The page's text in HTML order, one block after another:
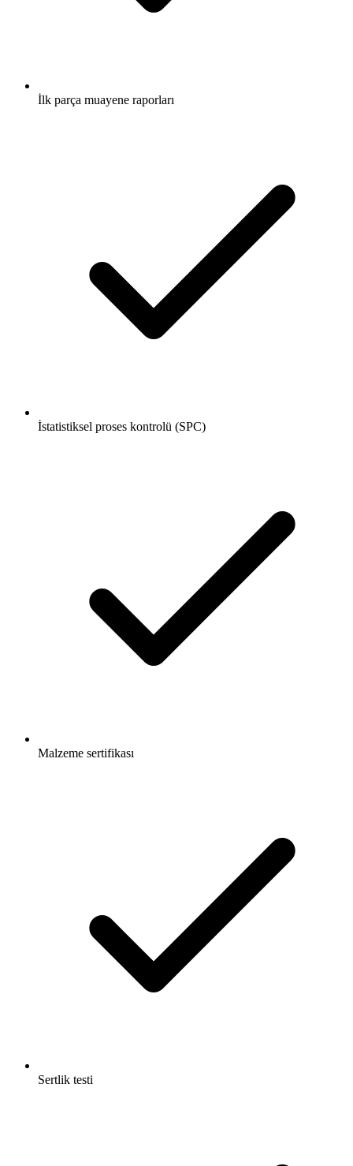
İlk parça muayene raporları
İstatistiksel proses kontrolü (SPC)
Malzeme sertifikası
Sertlik testi